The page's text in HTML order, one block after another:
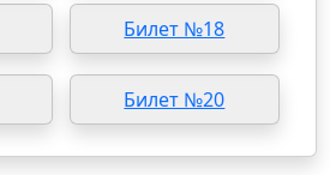
Билет №18
Билет №20